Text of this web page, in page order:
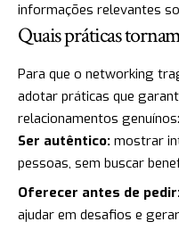
informações relevantes
Quais práticas
Para que o networking
adotar práticas que
relacionamentos genuínos:
Ser autêntico: mostrar
pessoas, sem buscar
Oferecer antes de
ajudar em desafios e